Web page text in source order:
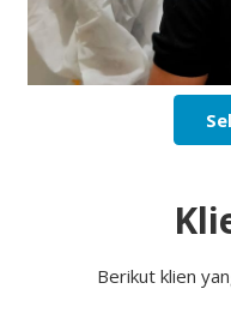
Berikut klien